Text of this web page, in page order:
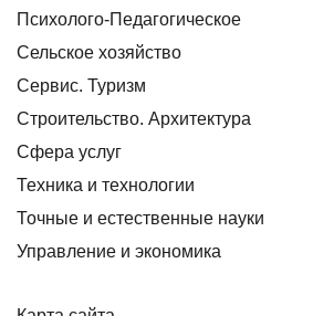
Психолого-Педагогическое
Сельское хозяйство
Сервис. Туризм
Строительство. Архитектура
Сфера услуг
Техника и технологии
Точные и естественные науки
Управление и экономика